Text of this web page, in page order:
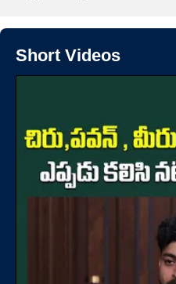
Short Videos